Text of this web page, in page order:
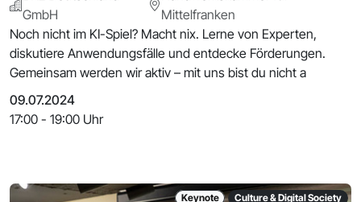
GmbH
Mittelfranken
Noch nicht im KI-Spiel? Macht nix. Lerne von Experten,
diskutiere Anwendungsfälle und entdecke Förderungen.
Gemeinsam werden wir aktiv – mit uns bist du nicht a
09.07.2024
17:00 - 19:00 Uhr
Keynote Culture & Digital Society